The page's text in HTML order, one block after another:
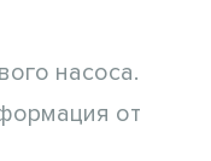
насоса.
от